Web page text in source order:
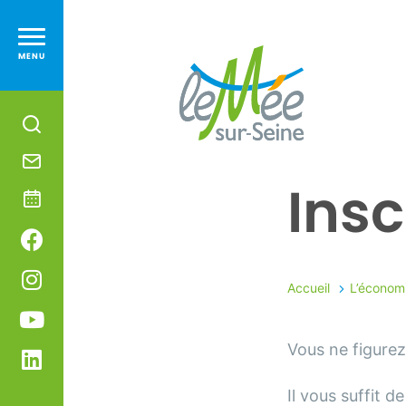
MENU
Nous
Evénements
Suivez-
sur
Suivez-
nous
sur
Suivez-
Suivez-
Accueil
Vous ne
Il vous suffit